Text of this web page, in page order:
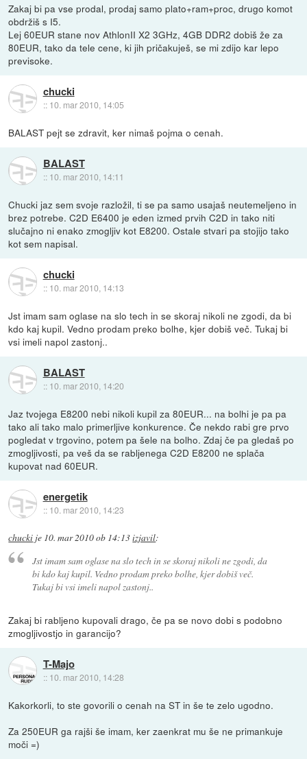
Zakaj bi pa vse prodal, prodaj samo plato+ram+proc, drugo komot
obdržiš s I5.
Lej 60EUR stane nov AthlonII X2 3GHz, 4GB DDR2 dobiš že za
80EUR, tako da tele cene, ki jih pričakuješ, se mi zdijo kar lepo
previsoke.
chucki
:: 10. mar 2010, 14:05
BALAST pejt se zdravit, ker nimaš pojma o cenah.
BALAST
:: 10. mar 2010, 14:11
Chucki jaz sem svoje razložil, ti se pa samo usajaš neutemeljeno in
brez potrebe. C2D E6400 je eden izmed prvih C2D in tako niti
slučajno ni enako zmogljiv kot E8200. Ostale stvari pa stojijo tako
kot sem napisal.
chucki
:: 10. mar 2010, 14:13
Jst imam sam oglase na slo tech in se skoraj nikoli ne zgodi, da bi
kdo kaj kupil. Vedno prodam preko bolhe, kjer dobiš več. Tukaj bi
vsi imeli napol zastonj..
BALAST
:: 10. mar 2010, 14:20
Jaz tvojega E8200 nebi nikoli kupil za 80EUR... na bolhi je pa pa
tako ali tako malo primerljive konkurence. Če nekdo rabi gre prvo
pogledat v trgovino, potem pa šele na bolho. Zdaj če pa gledaš po
zmogljivosti, pa veš da se rabljenega C2D E8200 ne splača
kupovat nad 60EUR.
energetik
:: 10. mar 2010, 14:23
chucki je 10. mar 2010 ob 14:13izjavil:
Jst imam sam oglase na slo tech in se skoraj nikoli ne zgodi, da
bi kdo kaj kupil. Vedno prodam preko bolhe, kjer dobiš več.
Tukaj bi vsi imeli napol zastonj..
Zakaj bi rabljeno kupovali drago, če pa se novo dobi s podobno
zmogljivostjo in garancijo?
T-Majo
:: 10. mar 2010, 14:28
Kakorkorli, to ste govorili o cenah na ST in še te zelo ugodno.
Za 250EUR ga rajši še imam, ker zaenkrat mu še ne primankuje
moči =)